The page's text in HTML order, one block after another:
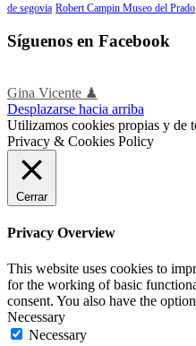
de segovia Robert Campin Museo del Prado
Síguenos en Facebook
Gina Vicente ♟
Desplazarse hacia arriba
Utilizamos cookies propias y de
Privacy & Cookies Policy
Cerrar
Privacy Overview
This website uses cookies to
for the working of basic
consent. You also have the
Necessary
Necessary